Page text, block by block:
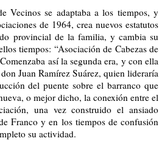
Vecinos se adaptaba a los tiempos, y
de 1964, crea nuevos estatutos
provincial de la familia, y cambia su
tiempos: “Asociación de Cabezas de
así la segunda era, y con ella
Juan Ramírez Suárez, quien lideraría
del puente sobre el barranco que
o mejor dicho, la conexión entre el
una vez construido el ansiado
Franco y en los tiempos de confusión
su actividad.